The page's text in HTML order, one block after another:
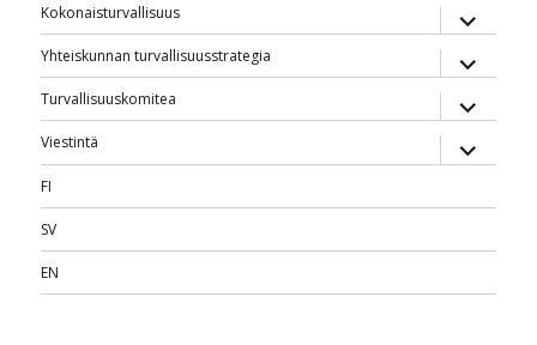
Kokonaisturvallisuus
näytä
Yhteiskunnan turvallisuusstrategia
näytä
Turvallisuuskomitea
näytä
Viestintä
näytä
FI
SV
EN